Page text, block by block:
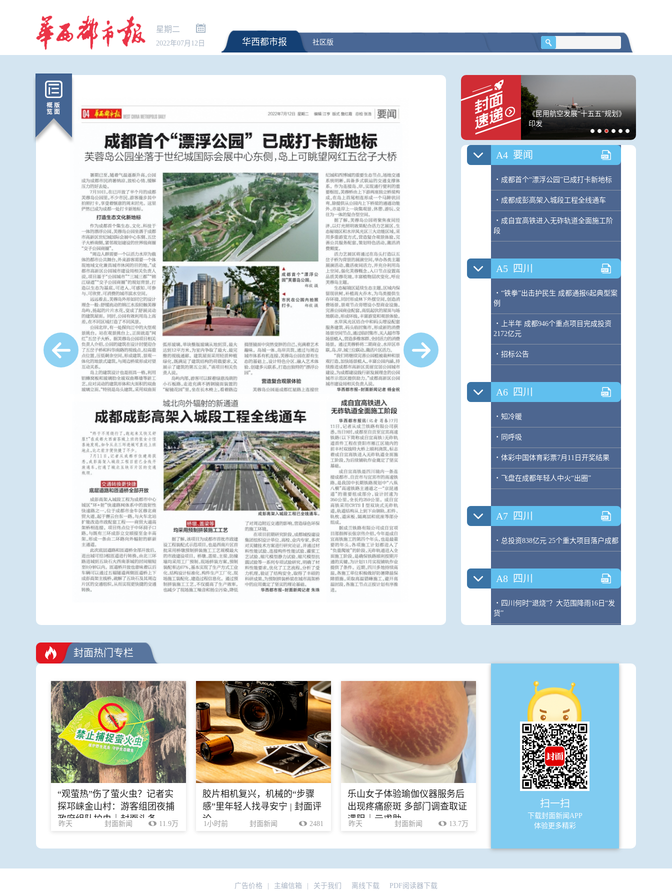
星期二
2022年07月12日 华西都市报 社区版
暑期出行“下半场”热度不减，中
秋国庆预订已提前“抢跑”
国防部：日本“再军事化”妄动是
地区和平稳定的真正威胁
新冠阳性率连升10周！与感冒有
何区别？“刀片嗓”如何缓解？｜
《民用航空发展“十五五”规划》
印发
· 建高地强基层 广东努力提升群众普惠
医疗卫生获得感
· 广西崇左：边陲老区走向开放潮头
A4 要闻
· 成都首个“漂浮公园”已成打卡新地标
· 成都成彭高架入城段工程全线通车
· 成自宜高铁进入无砟轨道全面施工阶
段
A5 四川
· “铁拳”出击护民生 成都通报6起典型案
例
·
上半年 成都946个重点项目完成投资
2172亿元
· 招标公告
A6 四川
· 知冷暖
· 同呼吸
· 体彩中国体育彩票7月11日开奖结果
· 飞盘在成都年轻人中火“出圈”
A7 四川
· 总投资838亿元 25个重大项目落户成都
A8 四川
· 四川何时“退烧”？大范围降雨16日“发
货”
天下
武汉大学确诊一例霍乱病例
检察机关依法对傅政华涉嫌受贿、徇
私枉法案提起公诉
台湾海峡首艘大型巡航救助船“海巡
06”轮在福建平潭列编
里兰卡何去何从？
封面热门专栏
“观萤热”伤了萤火虫？记者实
探邛崃金山村：游客组团夜捕
政府组队护虫｜封面头条
昨天 封面新闻 11.9万
胶片相机复兴，机械的“步骤
感”里年轻人找寻安宁 | 封面评
论
1小时前 封面新闻 2481
乐山女子体验瑜伽仪器服务后
出现疼痛瘀斑 多部门调查取证
遇阻｜云求助
昨天 封面新闻 13.7万
扫一扫
下载封面新闻APP
体验更多精彩
广告价格 主编信箱 关于我们 离线下载 PDF阅读器下载